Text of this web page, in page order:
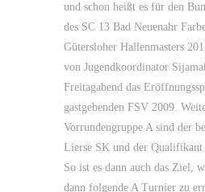
und schon heißt es für den
des SC 13 Bad Neuenahr
Gütersloher Hallenmasters
von Jugendkoordinator
Freitagabend das
gastgebenden FSV 2009.
Vorrundengruppe A sind der
Lierse SK und der
So ist es dann auch das Ziel,
dann folgende A Turnier zu